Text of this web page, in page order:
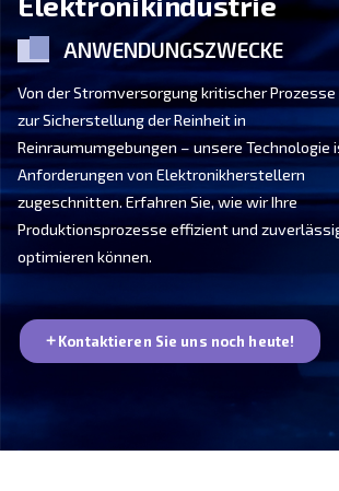
Von der Stromversorgung kritischer
zur Sicherstellung der Reinheit in
Reinraumumgebungen – unsere
Anforderungen von
zugeschnitten. Erfahren Sie, wie wir
Produktionsprozesse effizient und